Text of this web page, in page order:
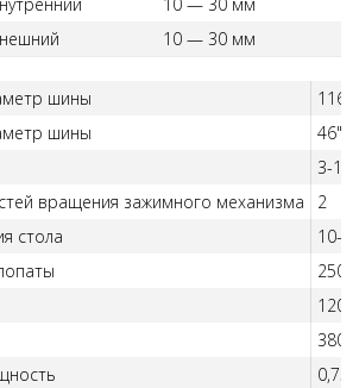
10 — 30 мм
шины
шины
46"
3-16"
вращения зажимного механизма
2
стола
10-
2500
1200
380/